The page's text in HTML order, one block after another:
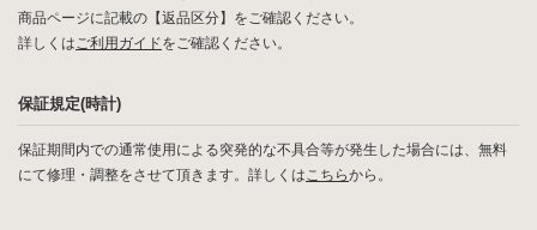
商品ページに記載の【返品区分】をご確認ください。
詳しくはご利用ガイドをご確認ください。
保証規定(時計)
保証期間内での通常使用による突発的な不具合等が発生した場合には、無料
にて修理・調整をさせて頂きます。詳しくはこちらから。